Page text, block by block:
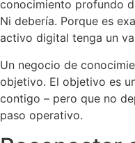
conocimiento profundo
Ni debería. Porque es
activo digital tenga un
Un negocio de
objetivo. El objetivo es
contigo – pero que no
paso operativo.